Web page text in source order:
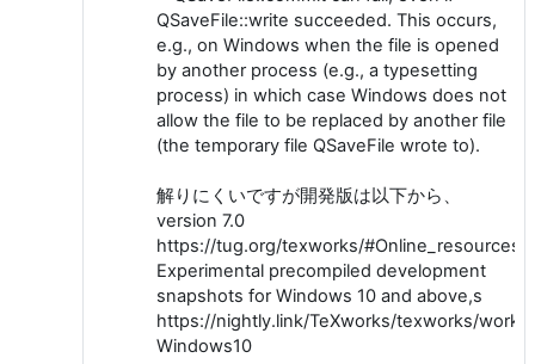
QSaveFile::write succeeded. This occurs,
e.g., on Windows when the file is opened
by another process (e.g., a typesetting
process) in which case Windows does not
allow the file to be replaced by another file
(the temporary file QSaveFile wrote to).
解りにくいですが開発版は以下から、
version 7.0
https://tug.org/texworks/#Online_resources
Experimental precompiled development
snapshots for Windows 10 and above,s
https://nightly.link/TeXworks/texworks/
Windows10